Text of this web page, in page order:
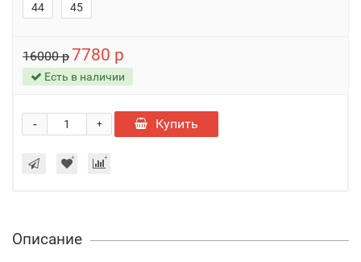
44 45
16000 р7780 р
Есть в наличии
+
- Купить
Описание